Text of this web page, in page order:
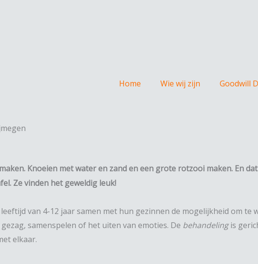
Home Wie wij zijn Goodwill
Knoeien met water en zand en een grote rotzooi maken. En
Ze vinden het geweldig leuk!
van 4-12 jaar samen met hun gezinnen de mogelijkheid om
samenspelen of het uiten van emoties. De behandelingis
elkaar.